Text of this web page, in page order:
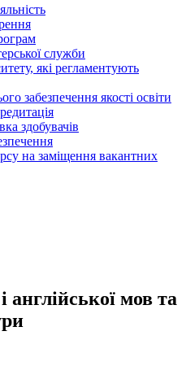
служби
які регламентують
забезпечення якості освіти
здобувачів
на заміщення вакантних
англійської мов та